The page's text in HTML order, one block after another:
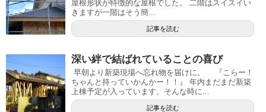
屋根形状が特徴的な屋根でした。 二階はスイスイい
きますが一階はそう簡...
記事を読む
深い絆で結ばれていることの喜び
早朝より新築現場へ忘れ物を届けに。 『こらー！
ちゃんと持っていかんかー！！』 年内まだまだ新築
上棟予定が入っています。そんな時に...
記事を読む